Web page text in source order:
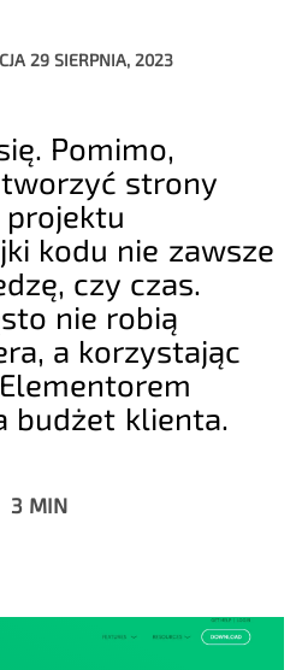
29 SIERPNIA, 2023
Pomimo,
strony
kodu nie zawsze
czy czas.
nie robią
a korzystając
budżet klienta.
3 MIN